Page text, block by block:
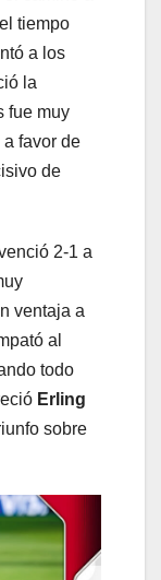
tiempo
a los
la
fue muy
favor de
de
2-1 a
ventaja a
al
todo
Erling
sobre